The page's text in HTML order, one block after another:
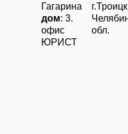
Гагарина
дом: 3.
офис
ЮРИСТ
г.Троицк
обл.